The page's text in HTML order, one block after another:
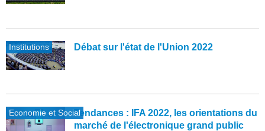
Institutions Débat sur l'état de l'Union 2022
Economie et SocialTendances : IFA 2022, les orientations du
marché de l'électronique grand public